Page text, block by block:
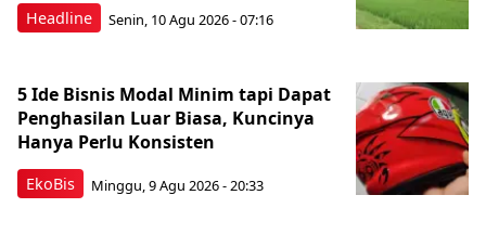
Headline Senin, 10 Agu 2026 - 07:16
EkoBis
5 Ide Bisnis Modal Minim tapi Dapat
Penghasilan Luar Biasa, Kuncinya
Hanya Perlu Konsisten
Minggu, 9 Agu 2026 - 20:33